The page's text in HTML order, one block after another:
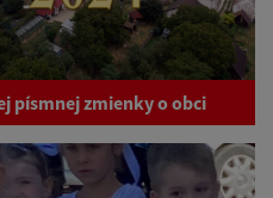
písmnej zmienky o obci